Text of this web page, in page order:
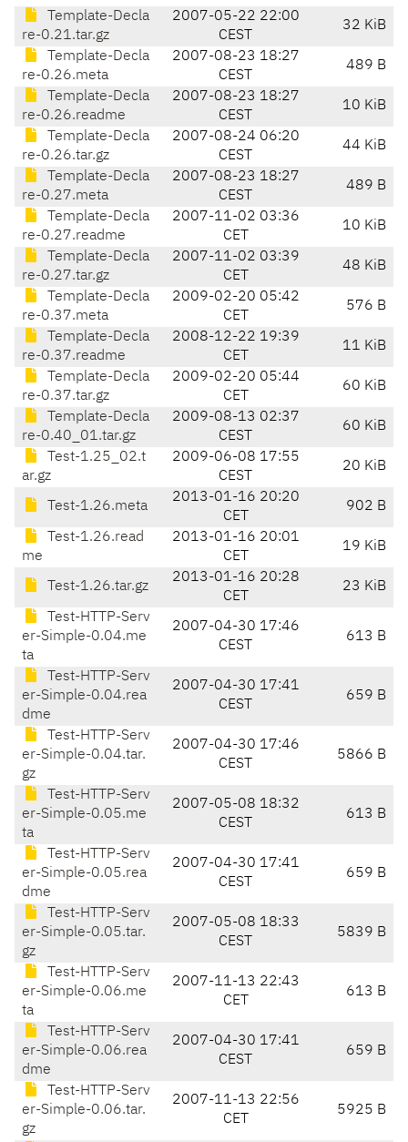
Template-Decla
re-0.21.tar.gz
2007-05-22 22:00
CEST
32 KiB
Template-Decla
re-0.26.meta
2007-08-23 18:27
CEST
489 B
Template-Decla
re-0.26.readme
2007-08-23 18:27
CEST
10 KiB
Template-Decla
re-0.26.tar.gz
2007-08-24 06:20
CEST
44 KiB
Template-Decla
re-0.27.meta
2007-08-23 18:27
CEST
489 B
Template-Decla
re-0.27.readme
2007-11-02 03:36
CET
10 KiB
Template-Decla
re-0.27.tar.gz
2007-11-02 03:39
CET
48 KiB
Template-Decla
re-0.37.meta
2009-02-20 05:42
CET
576 B
Template-Decla
re-0.37.readme
2008-12-22 19:39
CET
11 KiB
Template-Decla
re-0.37.tar.gz
2009-02-20 05:44
CET
60 KiB
Template-Decla
re-0.40_01.tar.gz
2009-08-13 02:37
CEST
60 KiB
Test-1.25_02.t
ar.gz
2009-06-08 17:55
CEST
20 KiB
Test-1.26.meta
2013-01-16 20:20
CET
902 B
Test-1.26.read
me
2013-01-16 20:01
CET
19 KiB
Test-1.26.tar.gz
2013-01-16 20:28
CET
23 KiB
Test-HTTP-Serv
er-Simple-0.04.me
ta
2007-04-30 17:46
CEST
613 B
Test-HTTP-Serv
er-Simple-0.04.rea
dme
2007-04-30 17:41
CEST
659 B
Test-HTTP-Serv
er-Simple-0.04.tar.
gz
2007-04-30 17:46
CEST
5866 B
Test-HTTP-Serv
er-Simple-0.05.me
ta
2007-05-08 18:32
CEST
613 B
Test-HTTP-Serv
er-Simple-0.05.rea
dme
2007-04-30 17:41
CEST
659 B
Test-HTTP-Serv
er-Simple-0.05.tar.
gz
2007-05-08 18:33
CEST
5839 B
Test-HTTP-Serv
er-Simple-0.06.me
ta
2007-11-13 22:43
CET
613 B
Test-HTTP-Serv
er-Simple-0.06.rea
dme
2007-04-30 17:41
CEST
659 B
Test-HTTP-Serv
er-Simple-0.06.tar.
gz
2007-11-13 22:56
CET
5925 B